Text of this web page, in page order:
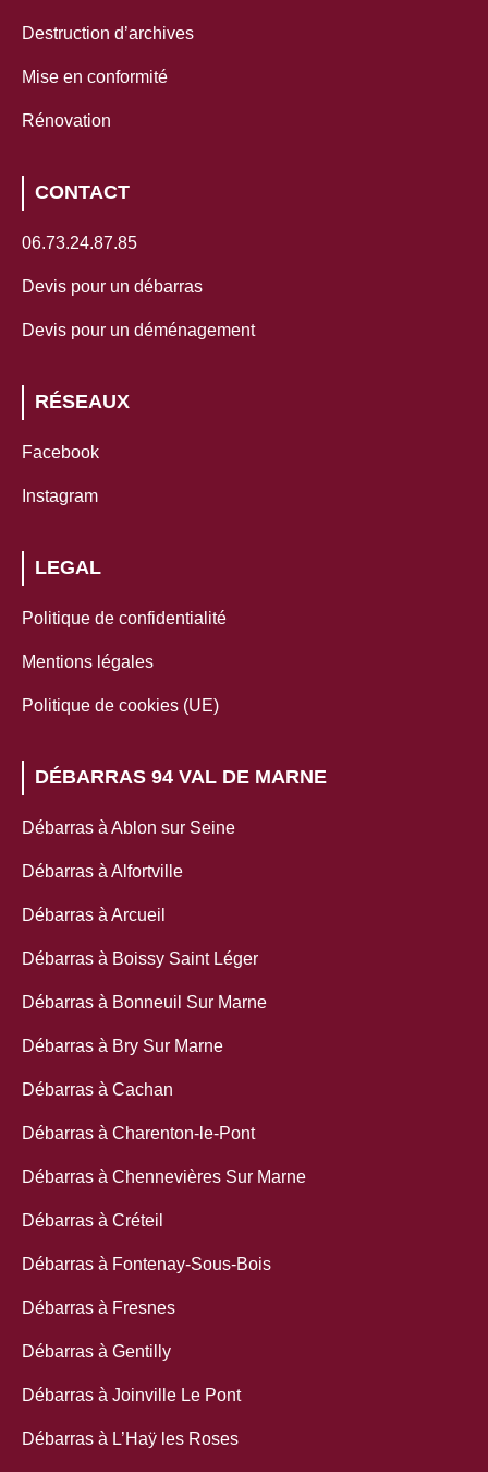
Destruction d’archives
Mise en conformité
Rénovation
CONTACT
06.73.24.87.85
Devis pour un débarras
Devis pour un déménagement
RÉSEAUX
Facebook
Instagram
LEGAL
Politique de confidentialité
Mentions légales
Politique de cookies (UE)
DÉBARRAS 94 VAL DE MARNE
Débarras à Ablon sur Seine
Débarras à Alfortville
Débarras à Arcueil
Débarras à Boissy Saint Léger
Débarras à Bonneuil Sur Marne
Débarras à Bry Sur Marne
Débarras à Cachan
Débarras à Charenton-le-Pont
Débarras à Chennevières Sur Marne
Débarras à Créteil
Débarras à Fontenay-Sous-Bois
Débarras à Fresnes
Débarras à Gentilly
Débarras à Joinville Le Pont
Débarras à L’Haÿ les Roses